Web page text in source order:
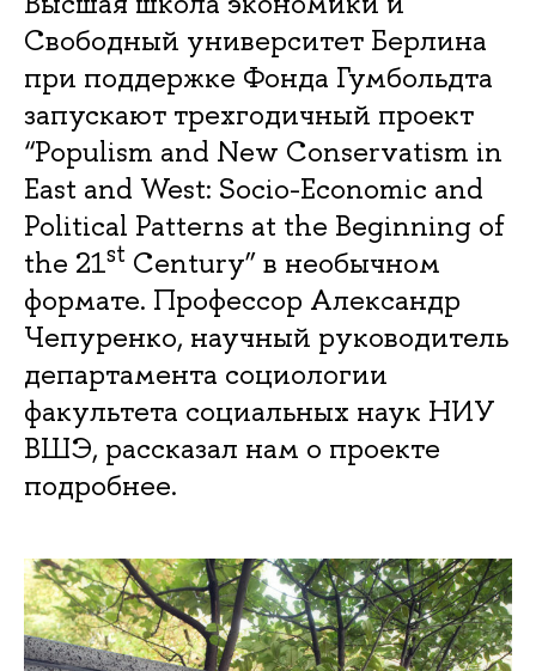
Свободный университет Берлина
при поддержке Фонда Гумбольдта
запускают трехгодичный проект
“Populism and New Conservatism in
East and West: Socio-Economic and
Political Patterns at the Beginning of
the 21st Century” в необычном
формате. Профессор Александр
Чепуренко, научный руководитель
департамента социологии
факультета социальных наук НИУ
ВШЭ, рассказал нам о проекте
подробнее.